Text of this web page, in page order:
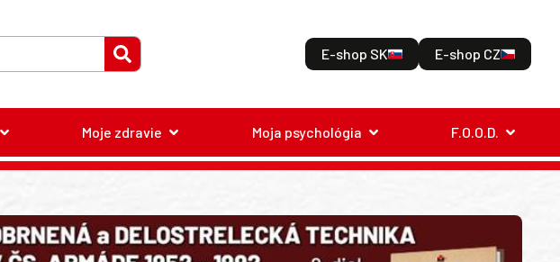
E-shop SK E-shop CZ
Moje zdravie Moja psychológia F.O.O.D.